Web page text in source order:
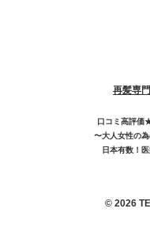
再髪専
口コミ高評価
〜大人女性の
日本有数！
© 2026